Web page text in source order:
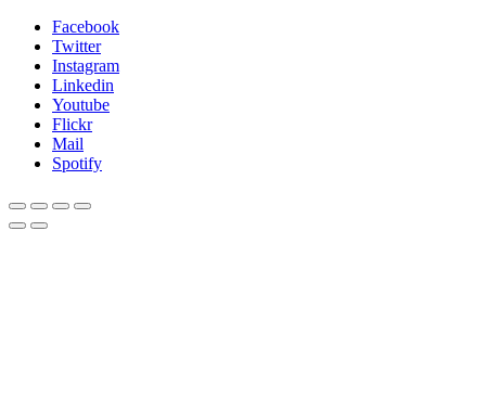
Facebook
Twitter
Instagram
Linkedin
Youtube
Flickr
Mail
Spotify